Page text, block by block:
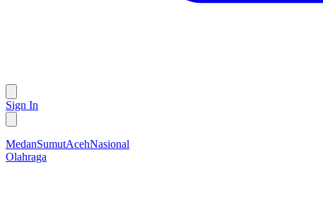
Sign In
MedanSumutAcehNasional
Olahraga